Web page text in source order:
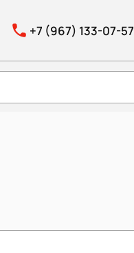
+7 (967) 133-07-57